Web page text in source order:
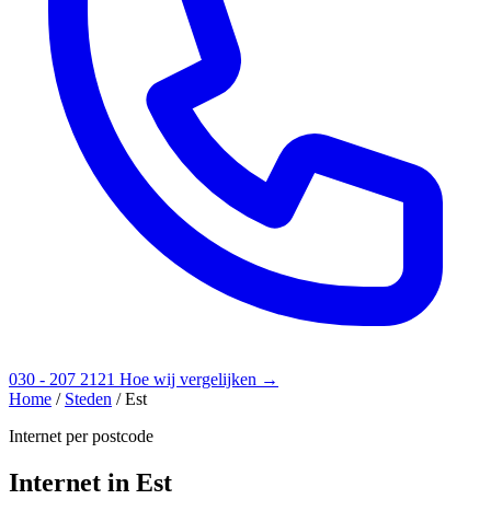
030 - 207 2121 Hoe wij vergelijken →
Home / Steden / Est
Internet per postcode
Internet in Est